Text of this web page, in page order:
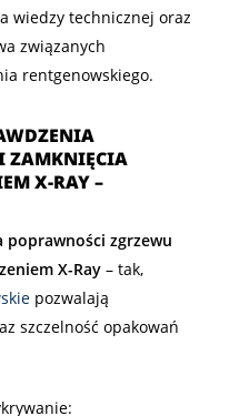
wiedzy technicznej oraz
związanych
rentgenowskiego.
ZAMKNIĘCIA
X-RAY –
poprawności zgrzewu
X-Ray– tak,
pozwalają
szczelność opakowań